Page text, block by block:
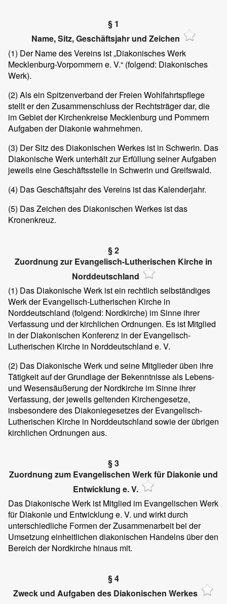
§ 1
Name, Sitz, Geschäftsjahr und Zeichen
(1) Der Name des Vereins ist „Diakonisches Werk
Mecklenburg-Vorpommern e. V.“ (folgend: Diakonisches
Werk).
(2) Als ein Spitzenverband der Freien Wohlfahrtspflege
stellt er den Zusammenschluss der Rechtsträger dar, die
im Gebiet der Kirchenkreise Mecklenburg und Pommern
Aufgaben der Diakonie wahrnehmen.
(3) Der Sitz des Diakonischen Werkes ist in Schwerin. Das
Diakonische Werk unterhält zur Erfüllung seiner Aufgaben
jeweils eine Geschäftsstelle in Schwerin und Greifswald.
(4) Das Geschäftsjahr des Vereins ist das Kalenderjahr.
(5) Das Zeichen des Diakonischen Werkes ist das
Kronenkreuz.
§ 2
Zuordnung zur Evangelisch-Lutherischen Kirche in
Norddeutschland
(1) Das Diakonische Werk ist ein rechtlich selbständiges
Werk der Evangelisch-Lutherischen Kirche in
Norddeutschland (folgend: Nordkirche) im Sinne ihrer
Verfassung und der kirchlichen Ordnungen. Es ist Mitglied
in der Diakonischen Konferenz in der Evangelisch-
Lutherischen Kirche in Norddeutschland e. V.
(2) Das Diakonische Werk und seine Mitglieder üben ihre
Tätigkeit auf der Grundlage der Bekenntnisse als Lebens-
und Wesensäußerung der Nordkirche im Sinne ihrer
Verfassung, der jeweils geltenden Kirchengesetze,
insbesondere des Diakoniegesetzes der Evangelisch-
Lutherischen Kirche in Norddeutschland sowie der übrigen
kirchlichen Ordnungen aus.
§ 3
Zuordnung zum Evangelischen Werk für Diakonie und
Entwicklung e. V.
Das Diakonische Werk ist Mitglied im Evangelischen Werk
für Diakonie und Entwicklung e. V. und wirkt durch
unterschiedliche Formen der Zusammenarbeit bei der
Umsetzung einheitlichen diakonischen Handelns über den
Bereich der Nordkirche hinaus mit.
§ 4
Zweck und Aufgaben des Diakonischen Werkes